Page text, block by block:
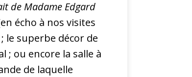
de Madame Edgard
écho à nos visites
le superbe décor de
; ou encore la salle à
de laquelle